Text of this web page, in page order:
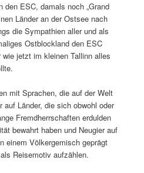
den ESC, damals noch „Grand
Länder an der Ostsee nach
die Sympathien aller und als
Ostblockland den ESC
jetzt im kleinen Tallinn alles
mit Sprachen, die auf der Welt
Länder, die sich obwohl oder
Fremdherrschaften erdulden
bewahrt haben und Neugier auf
einem Völkergemisch geprägt
Reisemotiv aufzählen.